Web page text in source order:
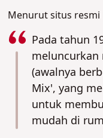
Menurut situs resmi
Pada tahun
(awalnya
Mix', yang
untuk
mudah di